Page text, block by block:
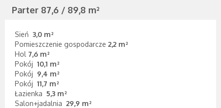
Parter 87,6 / 89,8 m²
Sień 3,0 m²
Pomieszczenie gospodarcze 2,2 m²
Hol 7,6 m²
Pokój 10,1 m²
Pokój 9,4 m²
Pokój 11,7 m²
Łazienka 5,3 m²
Salon+jadalnia 29,9 m²